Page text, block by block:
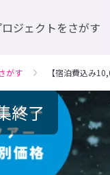
ロジェクトをさがす
がす 【宿泊費込み
終了